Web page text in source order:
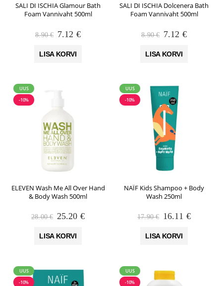
SALI DI ISCHIA Glamour Bath
Foam Vannivaht 500ml
8.90€ Algne
oli:
7.12 €Praegune
LISA KORVI
SALI DI ISCHIA Dolcenera Bath
Foam Vannivaht 500ml
8.90€ Algne
oli:
7.12 €Praegune
LISA KORVI
UUS
-10%
ELEVEN Wash Me All Over Hand
& Body Wash 500ml
28.00€ Algne
oli:
25.20 €Praegune
LISA KORVI
UUS
-10%
NAÏF Kids Shampoo + Body
Wash 250ml
17.90€ Algne
oli:
16.11 €
LISA KORVI
UUS
-10%
UUS
-10%